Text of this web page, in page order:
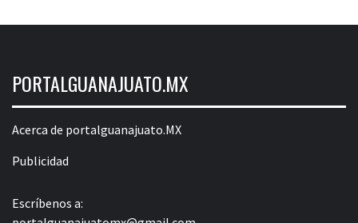
PORTALGUANAJUATO.MX
Acerca de portalguanajuato.MX
Publicidad
Escríbenos a: